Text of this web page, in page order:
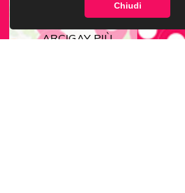
Chiudi
ARCIGAY PIÙ